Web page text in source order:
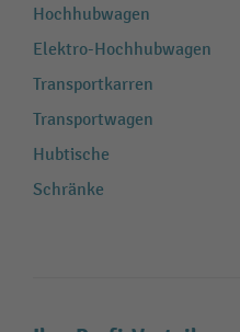
Hochhubwagen
Elektro-Hochhubwagen
Transportkarren
Transportwagen
Hubtische
Schränke